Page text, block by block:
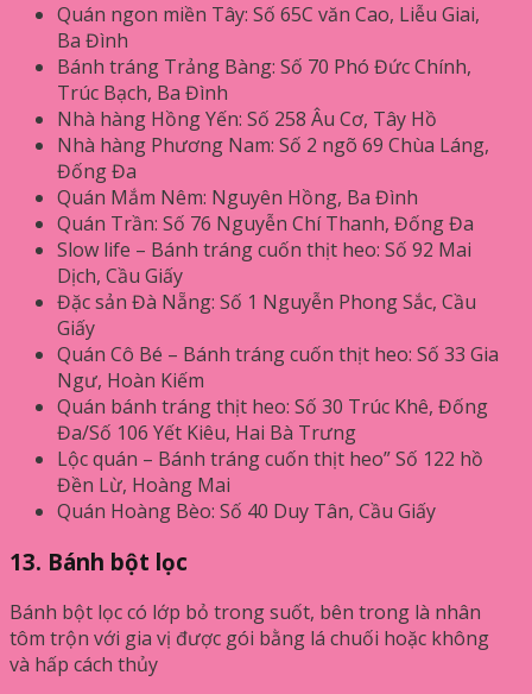
Quán ngon miền Tây: Số 65C văn Cao, Liễu Giai,
Ba Đình
Bánh tráng Trảng Bàng: Số 70 Phó Đức Chính,
Trúc Bạch, Ba Đình
Nhà hàng Hồng Yến: Số 258 Âu Cơ, Tây Hồ
Nhà hàng Phương Nam: Số 2 ngõ 69 Chùa Láng,
Đống Đa
Quán Mắm Nêm: Nguyên Hồng, Ba Đình
Quán Trần: Số 76 Nguyễn Chí Thanh, Đống Đa
Slow life – Bánh tráng cuốn thịt heo: Số 92 Mai
Dịch, Cầu Giấy
Đặc sản Đà Nẵng: Số 1 Nguyễn Phong Sắc, Cầu
Giấy
Quán Cô Bé – Bánh tráng cuốn thịt heo: Số 33 Gia
Ngư, Hoàn Kiếm
Quán bánh tráng thịt heo: Số 30 Trúc Khê, Đống
Đa/Số 106 Yết Kiêu, Hai Bà Trưng
Lộc quán – Bánh tráng cuốn thịt heo” Số 122 hồ
Đền Lừ, Hoàng Mai
Quán Hoàng Bèo: Số 40 Duy Tân, Cầu Giấy
13. Bánh bột lọc
Bánh bột lọc có lớp bỏ trong suốt, bên trong là nhân
tôm trộn với gia vị được gói bằng lá chuối hoặc không
và hấp cách thủy